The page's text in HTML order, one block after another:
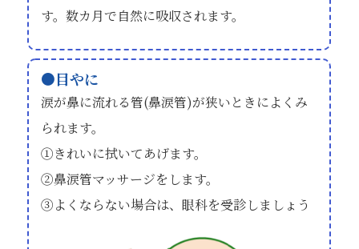
す。数カ月で自然に吸収されます。
目やに
涙が鼻に流れる管(鼻涙管)が狭いときによくみ
られます。
①きれいに拭いてあげます。
②鼻涙管マッサージをします。
③よくならない場合は、眼科を受診しましょう